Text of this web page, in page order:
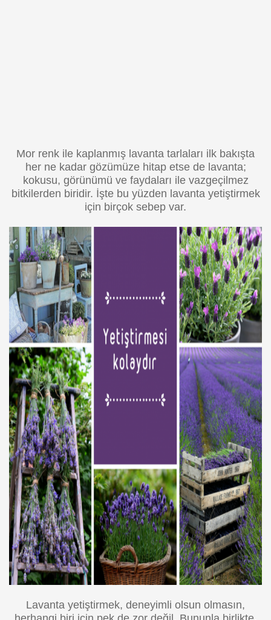
Mor renk ile kaplanmış lavanta tarlaları ilk bakışta
her ne kadar gözümüze hitap etse de lavanta;
kokusu, görünümü ve faydaları ile vazgeçilmez
bitkilerden biridir. İşte bu yüzden lavanta yetiştirmek
için birçok sebep var.
Lavanta yetiştirmek, deneyimli olsun olmasın,